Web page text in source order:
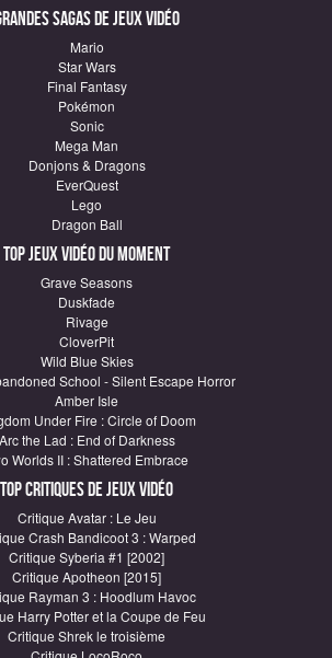
sagas de Jeux vidéo
Mario
Star Wars
Final Fantasy
Pokémon
Sonic
Mega Man
Donjons & Dragons
EverQuest
Lego
Dragon Ball
Top Jeux vidéo du moment
Grave Seasons
Duskfade
Rivage
CloverPit
Wild Blue Skies
School - Silent Escape Horror
Amber Isle
Under Fire : Circle of Doom
Arc the Lad : End of Darkness
Worlds II : Shattered Embrace
Top critiques de Jeux vidéo
Critique Avatar : Le Jeu
Crash Bandicoot 3 : Warped
Critique Syberia #1 [2002]
Critique Apotheon [2015]
Rayman 3 : Hoodlum Havoc
Harry Potter et la Coupe de Feu
Critique Shrek le troisième